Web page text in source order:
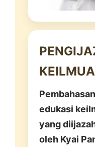
edukasi
yang
oleh Kyai